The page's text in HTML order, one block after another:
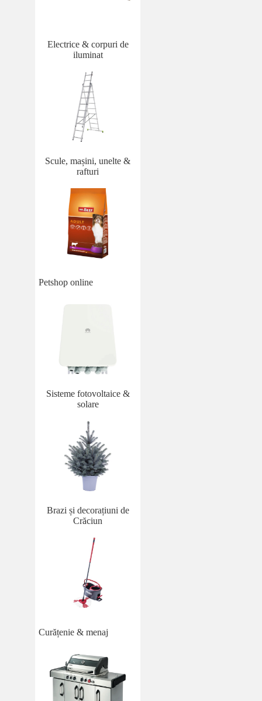
Electrice & corpuri de
iluminat
Scule, mașini, unelte &
rafturi
Petshop online
Sisteme fotovoltaice &
solare
Brazi și decorațiuni de
Crăciun
Curățenie & menaj